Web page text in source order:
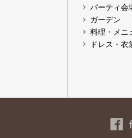
パーティ会
ガーデン
料理・メニ
ドレス・衣